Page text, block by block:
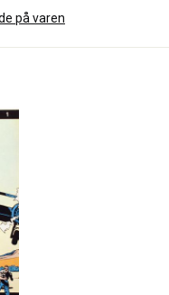
på varen